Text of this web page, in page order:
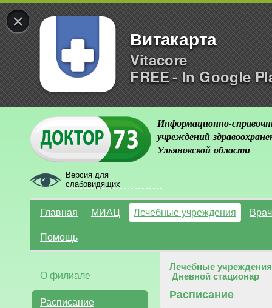
×
Витакарта
Vitacore
FREE - In Google
Версия для
слабовидящих
Информационно-
учреждений
Ульяновской области
Главная МИАЦ Лечебные учреждения
Помощь
О филиале
Расписание
Лечебные учреждения
Дневной стационар
Расписание